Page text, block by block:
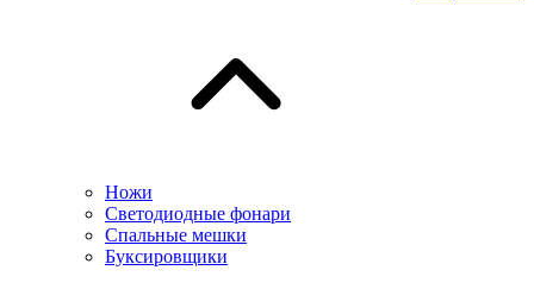
Ножи
Светодиодные фонари
Спальные мешки
Буксировщики